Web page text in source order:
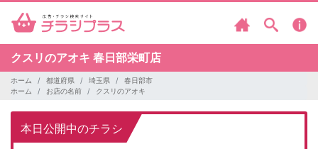
クスリのアオキ 春日部栄町店
ホーム 都道府県 埼玉県
春日部市
ホーム
お店の名前 クスリのアオキ
本日公開中のチラシ